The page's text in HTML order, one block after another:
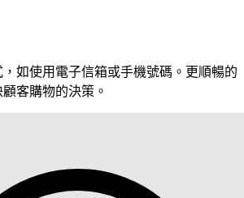
如使用電子信箱或手機號碼。更順暢的
客購物的決策。